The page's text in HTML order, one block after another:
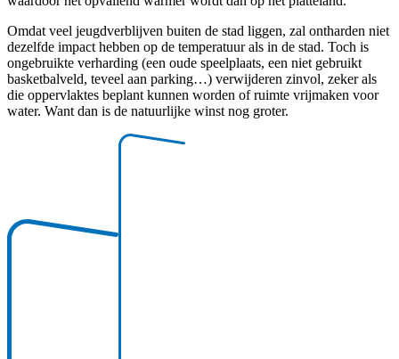
Omdat veel jeugdverblijven buiten de stad liggen, zal ontharden niet
dezelfde impact hebben op de temperatuur als in de stad. Toch is
ongebruikte verharding (een oude speelplaats, een niet gebruikt
basketbalveld, teveel aan parking…) verwijderen zinvol, zeker als
die oppervlaktes beplant kunnen worden of ruimte vrijmaken voor
water. Want dan is de natuurlijke winst nog groter.